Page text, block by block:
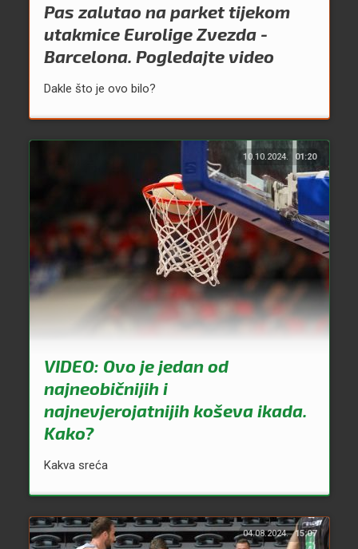
Pas zalutao na parket tijekom
utakmice Eurolige Zvezda -
Barcelona. Pogledajte video
Dakle što je ovo bilo?
10.10.2024. 01:20
VIDEO: Ovo je jedan od
najneobičnijih i
najnevjerojatnijih koševa ikada.
Kako?
Kakva sreća
04.08.2024. 15:07